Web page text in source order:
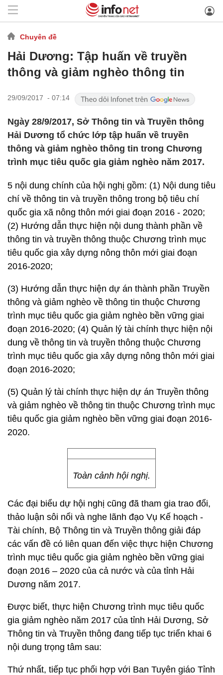
Chuyên đề
Hải Dương: Tập huấn về truyền
thông và giảm nghèo thông tin
29/09/2017 - 07:14
Ngày 28/9/2017, Sở Thông tin và Truyền thông
Hải Dương tổ chức lớp tập huấn về truyền
thông và giảm nghèo thông tin trong Chương
trình mục tiêu quốc gia giảm nghèo năm 2017.
5 nội dung chính của hội nghị gồm: (1) Nội dung tiêu
chí về thông tin và truyền thông trong bộ tiêu chí
quốc gia xã nông thôn mới giai đoạn 2016 - 2020;
(2) Hướng dẫn thực hiện nội dung thành phần về
thông tin và truyền thông thuộc Chương trình mục
tiêu quốc gia xây dựng nông thôn mới giai đoạn
2016-2020;
(3) Hướng dẫn thực hiện dự án thành phần Truyền
thông và giảm nghèo về thông tin thuộc Chương
trình mục tiêu quốc gia giảm nghèo bền vững giai
đoạn 2016-2020; (4) Quản lý tài chính thực hiện nội
dung về thông tin và truyền thông thuộc Chương
trình mục tiêu quốc gia xây dựng nông thôn mới giai
đoạn 2016-2020;
(5) Quản lý tài chính thực hiện dự án Truyền thông
và giảm nghèo về thông tin thuộc Chương trình mục
tiêu quốc gia giảm nghèo bền vững giai đoạn 2016-
2020.
Toàn cảnh hội nghị.
Các đại biểu dự hội nghị cũng đã tham gia trao đổi,
thảo luận sôi nổi và nghe lãnh đạo Vụ Kế hoạch -
Tài chính, Bộ Thông tin và Truyền thông giải đáp
các vấn đề có liên quan đến việc thực hiện Chương
trình mục tiêu quốc gia giảm nghèo bền vững giai
đoạn 2016 – 2020 của cả nước và của tỉnh Hải
Dương năm 2017.
Được biết, thực hiện Chương trình mục tiêu quốc
gia giảm nghèo năm 2017 của tỉnh Hải Dương, Sở
Thông tin và Truyền thông đang tiếp tục triển khai 6
nội dung trọng tâm sau:
Thứ nhất, tiếp tục phối hợp với Ban Tuyên giáo Tỉnh